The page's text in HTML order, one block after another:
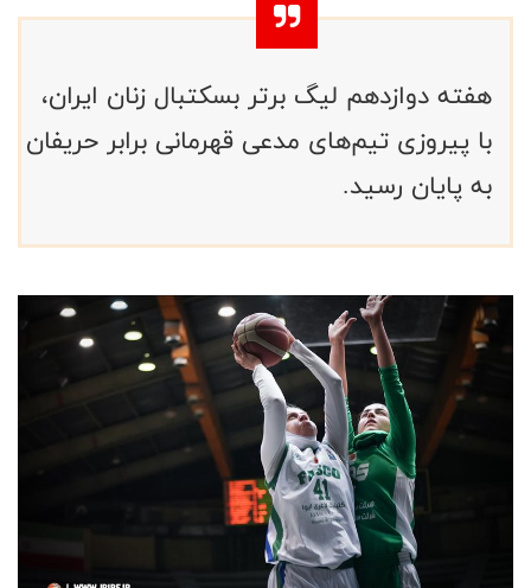
هفته دوازدهم لیگ برتر بسکتبال زنان ایران،
با پیروزی تیم‌های مدعی قهرمانی برابر حریفان
به پایان رسید.